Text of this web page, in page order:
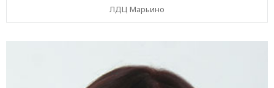
ЛДЦ Марьино